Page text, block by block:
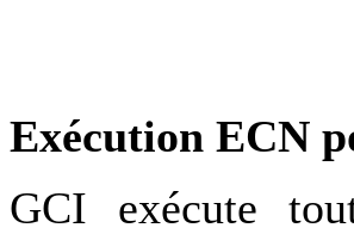
Exécution ECN
GCI exécute